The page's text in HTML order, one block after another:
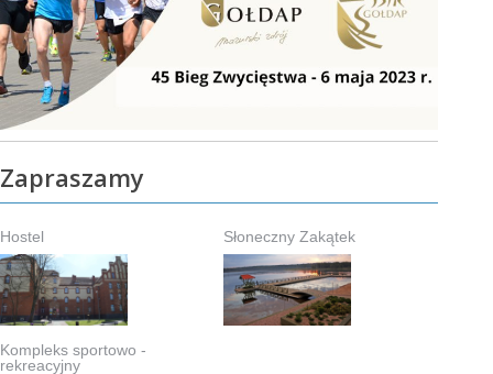
Zapraszamy
Hostel Słoneczny Zakątek
Kompleks sportowo -
rekreacyjny